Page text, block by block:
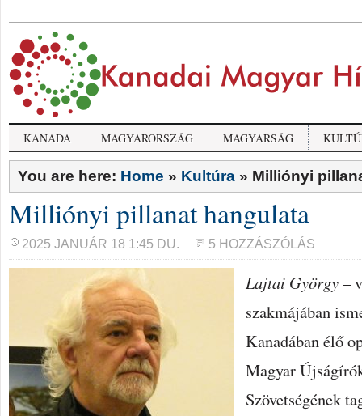
KANADA MAGYARORSZÁG MAGYARSÁG
You are here: Home » Kultúra » Milliónyi
Milliónyi pillanat hangulata
2025 JANUÁR 18 1:45 DU. 5 HOZZÁSZÓLÁS
Lajtai György–
szakmájában
Kanadában élő
Magyar
Szövetségének